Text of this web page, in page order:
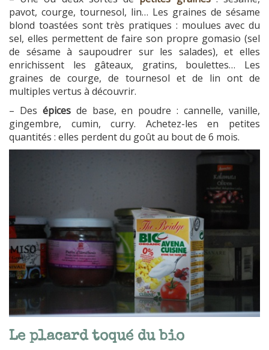
pavot, courge, tournesol, lin… Les graines de sésame
blond toastées sont très pratiques : moulues avec du
sel, elles permettent de faire son propre gomasio (sel
de sésame à saupoudrer sur les salades), et elles
enrichissent les gâteaux, gratins, boulettes… Les
graines de courge, de tournesol et de lin ont de
multiples vertus à découvrir.
– Des épicesde base, en poudre : cannelle, vanille,
gingembre, cumin, curry. Achetez-les en petites
quantités : elles perdent du goût au bout de 6 mois.
Le placard toqué du bio